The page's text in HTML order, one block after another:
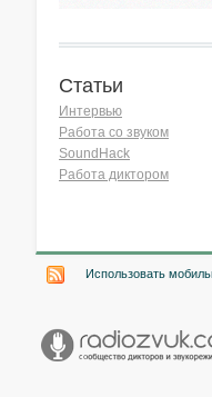
Статьи
Интервью
Работа со звуком
SoundHack
Работа диктором
Использовать